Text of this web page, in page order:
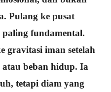
Pulang ke pusat
fundamental.
gravitasi iman setelah
atau beban hidup. Ia
tetapi diam yang